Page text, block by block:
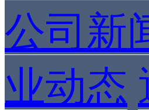
公司新
业动态